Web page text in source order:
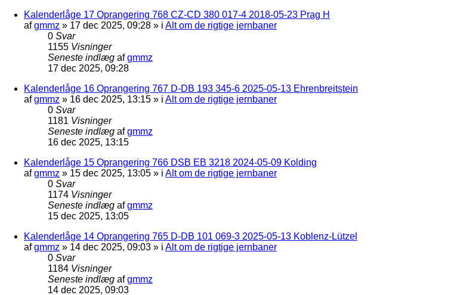
Kalenderlåge 17 Oprangering 768 CZ-CD 380 017-4 2018-05-23 Prag H
afgmmz » 17 dec 2025, 09:28 » i Alt om de rigtige jernbaner
0 Svar
1155 Visninger
Seneste indlæg afgmmz
17 dec 2025, 09:28
Kalenderlåge 16 Oprangering 767 D-DB 193 345-6 2025-05-13 Ehrenbreitstein
afgmmz » 16 dec 2025, 13:15 » i Alt om de rigtige jernbaner
0 Svar
1181 Visninger
Seneste indlæg afgmmz
16 dec 2025, 13:15
Kalenderlåge 15 Oprangering 766 DSB EB 3218 2024-05-09 Kolding
afgmmz » 15 dec 2025, 13:05 » i Alt om de rigtige jernbaner
0 Svar
1174 Visninger
Seneste indlæg afgmmz
15 dec 2025, 13:05
Kalenderlåge 14 Oprangering 765 D-DB 101 069-3 2025-05-13 Koblenz-Lützel
afgmmz » 14 dec 2025, 09:03 » i Alt om de rigtige jernbaner
0 Svar
1184 Visninger
Seneste indlæg afgmmz
14 dec 2025, 09:03